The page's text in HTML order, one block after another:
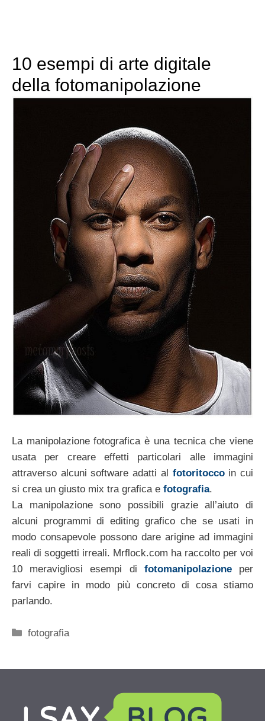
10 esempi di arte digitale
della fotomanipolazione
La manipolazione fotografica è una tecnica che viene
usata per creare effetti particolari alle immagini
attraverso alcuni software adatti al fotoritoccoin cui
si crea un giusto mix tra grafica e fotografia.
La manipolazione sono possibili grazie all’aiuto di
alcuni programmi di editing grafico che se usati in
modo consapevole possono dare arigine ad immagini
reali di soggetti irreali. Mrflock.com ha raccolto per voi
10 meravigliosi esempi di fotomanipolazioneper
farvi capire in modo più concreto di cosa stiamo
parlando.
Categorie
fotografia